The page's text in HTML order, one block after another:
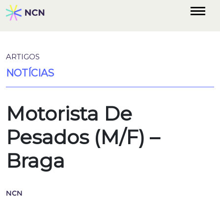
ARTIGOS
NOTÍCIAS
Motorista De
Pesados (M/F) –
Braga
NCN